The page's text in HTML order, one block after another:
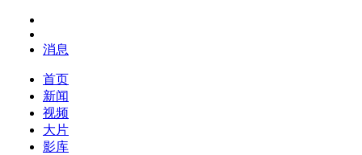
消息
首页
新闻
视频
大片
影库